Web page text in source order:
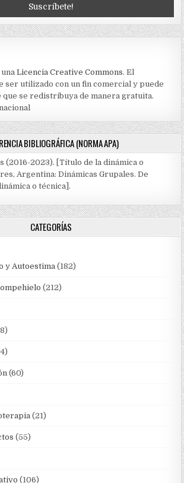
unaLicencia Creative Commons. El
ser utilizado con un fin comercial y puede
se redistribuya de manera gratuita.
BIBLIOGRÁFICA (NORMA APA)
(2016-2023). [Título de la dinámica o
Argentina: Dinámicas Grupales. De
o técnica].
CATEGORÍAS
y Autoestima (182)
(212)
(60)
(21)
(55)
(106)